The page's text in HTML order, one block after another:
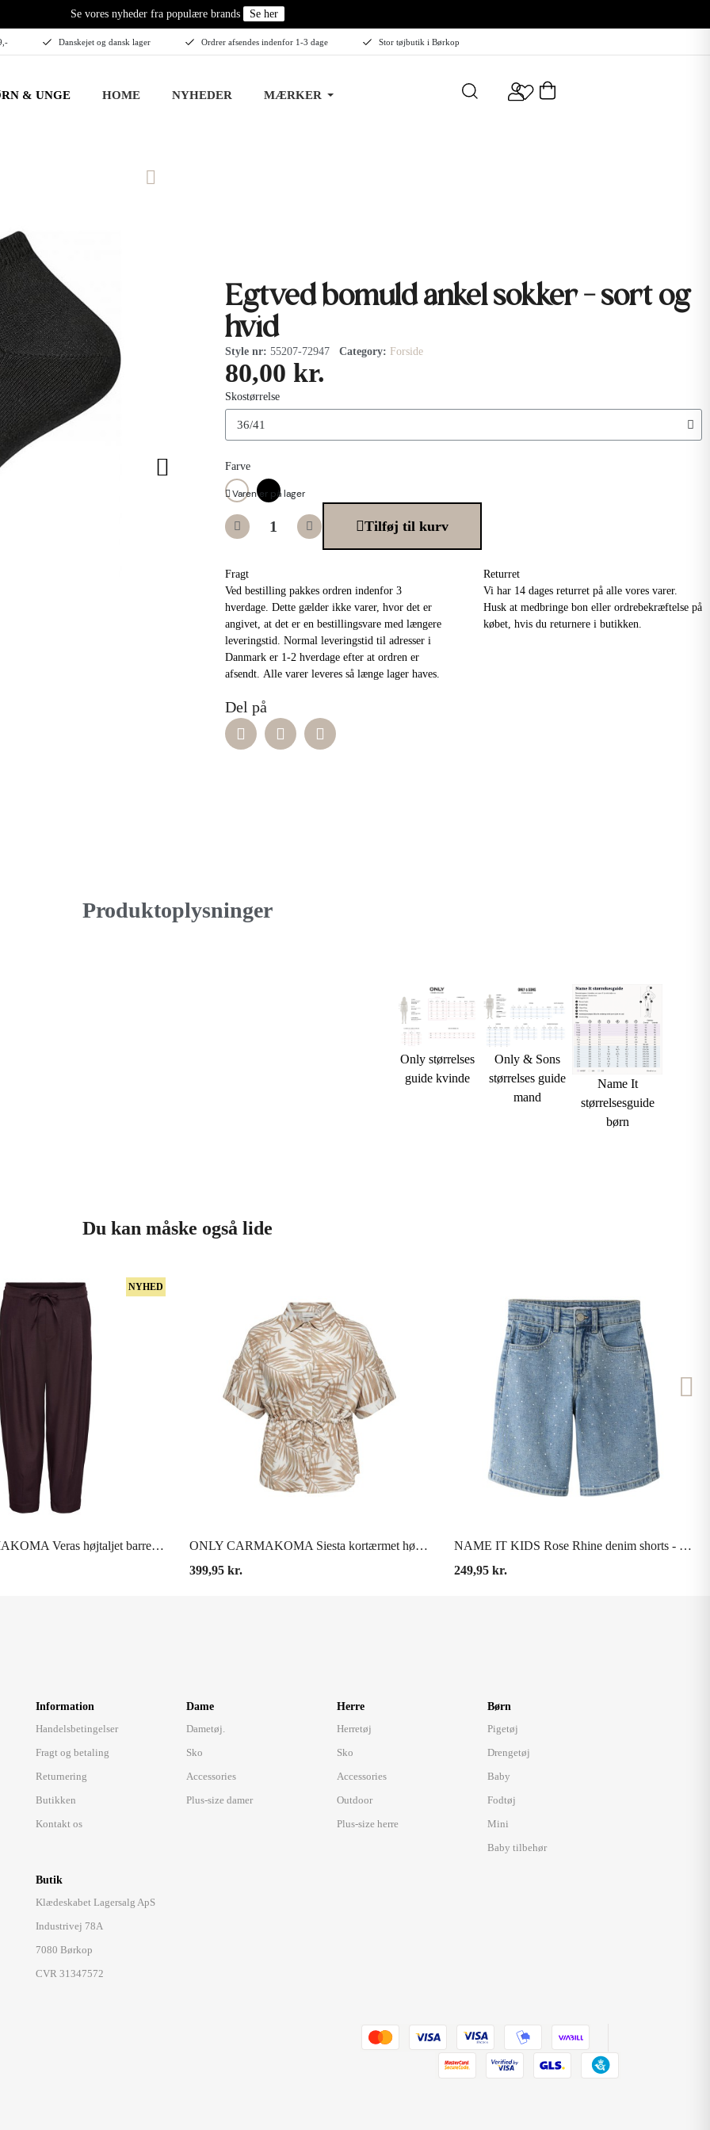
Se vores nyheder fra populære brands Se her
Danskejet og dansk lager Ordrer afsendes indenfor 1-3 dage Stor tøjbutik i Børkop
& UNGE HOME NYHEDER MÆRKER
Egtved bomuld ankel sokker - sort og
hvid
Style nr 55207-72947 Category Forside
80,00 kr.
Skostørrelse
Farve
Varen er på lager
Tilføj til kurv
Fragt
Ved bestilling pakkes ordren indenfor 3
hverdage. Dette gælder ikke varer, hvor det er
angivet, at det er en bestillingsvare med længere
leveringstid. Normal leveringstid til adresser i
Danmark er 1-2 hverdage efter at ordren er
afsendt. Alle varer leveres så længe lager haves.
Returret
Vi har 14 dages returret på alle vores varer.
Husk at medbringe bon eller ordrebekræftelse på
købet, hvis du returnere i butikken.
Del på
Produktoplysninger
Only størrelses
guide kvinde
Only & Sons
størrelses guide
mand
Name It
størrelsesguide
børn
Du kan måske også lide
VIS HER
NYHED
ONLY CARMAKOMA Veras højtaljet barrel tailored bukser - Fig VIS HER
ONLY CARMAKOMA Siesta kortærmet hør t-shirt - Bright white
399,95 kr.
VIS HER
NAME IT KIDS Rose Rhine denim shorts - Medium Blue Denim
249,95 kr.
Information
Handelsbetingelser
Fragt og betaling
Returnering
Butikken
Kontakt os
Butik
Klædeskabet Lagersalg ApS
Industrivej 78A
7080 Børkop
CVR 31347572
Dame
Dametøj.
Sko
Accessories
Plus-size damer
Herre
Herretøj
Sko
Accessories
Outdoor
Plus-size herre
Børn
Pigetøj
Drengetøj
Baby
Fodtøj
Mini
Baby tilbehør